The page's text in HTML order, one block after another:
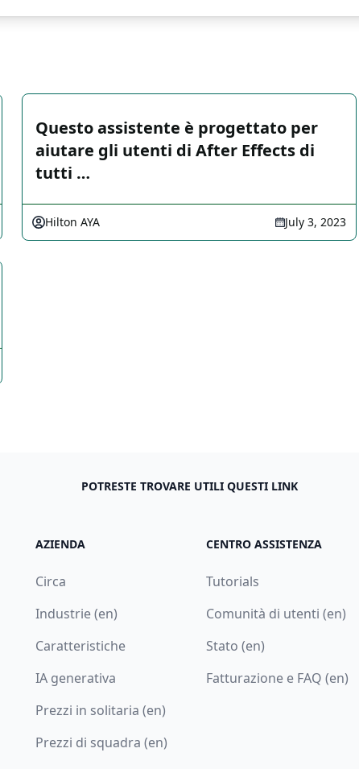
Questo assistente è progettato per
aiutare gli utenti di After Effects di
tutti …
Hilton AYA July 3, 2023
POTRESTE TROVARE UTILI QUESTI LINK
AZIENDA
Circa
Industrie (en)
Caratteristiche
IA generativa
Prezzi in solitaria (en)
Prezzi di squadra (en)
CENTRO ASSISTENZA
Tutorials
Comunità di utenti (en)
Stato (en)
Fatturazione e FAQ (en)